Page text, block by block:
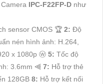
IPC-F22FP-D như
sensor CMOS ️🏆 2: Độ
nén hình ảnh: H.264,
x 1080p ⓦ 5: Tốc độ
3.6mm ⫷ 7: Hỗ trợ thẻ
128GB 8: Hỗ trợ kết nối